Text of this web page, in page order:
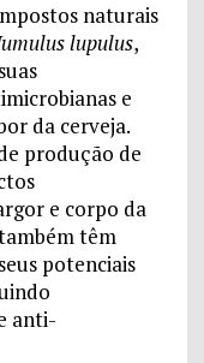
naturais
lupulus,
e
da cerveja.
produção de
e corpo da
têm
potenciais
anti-